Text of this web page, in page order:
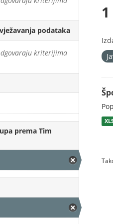
podataka
kriterijima
prema Tim
1